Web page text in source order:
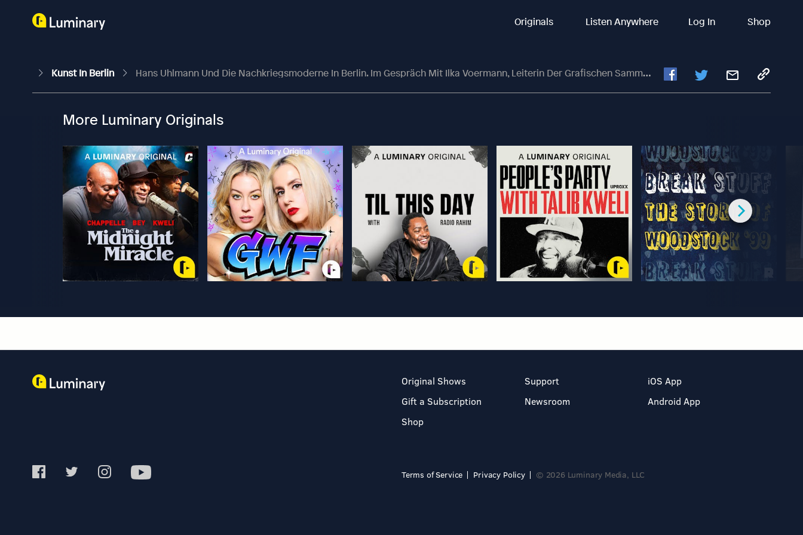
Originals Listen Anywhere Log In Shop
Kunst In Berlin Hans Uhlmann Und Die Nachkriegsmoderne In Berlin. Im Gespräch Mit Ilka Voermann, Leiterin Der Grafischen Sammlung
More Luminary Originals
Original Shows
Gift a Subscription
Shop
Support
Newsroom
iOS App
Android App
Terms of Service Privacy Policy © 2026 Luminary Media, LLC